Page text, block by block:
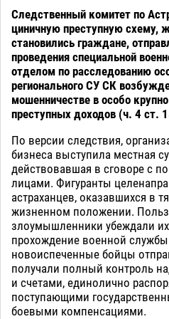
Следственный комитет по
циничную преступную схему,
становились граждане,
проведения специальной
отделом по расследованию
регионального СУ СК
мошенничестве в особо
преступных доходов (ч. 4 ст.
По версии следствия,
бизнеса выступила местная
действовавшая в сговоре с
лицами. Фигуранты
астраханцев, оказавшихся в
жизненном положении.
злоумышленники убеждали
прохождение военной
новоиспеченные бойцы
получали полный контроль
и счетами, единолично
поступающими
боевыми компенсациями.